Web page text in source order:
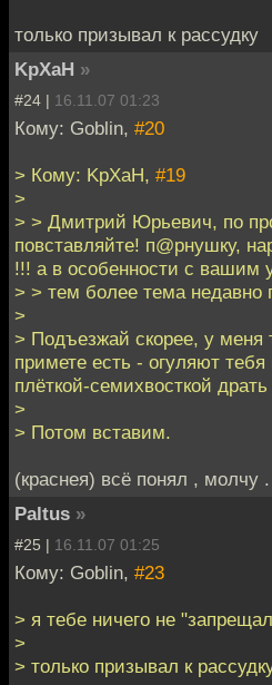
только призывал к рассудку
KpXaH »
#24 | 16.11.07 01:23
Кому: Goblin, #20
> Кому: KpXaH, #19
>
> > Дмитрий Юрьевич, по
повставляйте! п@рнушку,
!!! а в особенности с вашим
> > тем более тема недавно
>
> Подъезжай скорее, у меня
примете есть - огуляют
плёткой-семихвосткой драть
>
> Потом вставим.
(краснея) всё понял , молчу .
Paltus »
#25 | 16.11.07 01:25
Кому: Goblin, #23
> я тебе ничего не
>
> только призывал к